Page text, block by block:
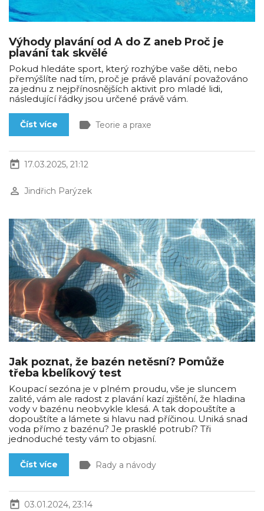
Výhody plavání od A do Z aneb Proč je
plavání tak skvělé
Pokud hledáte sport, který rozhýbe vaše děti, nebo
přemýšlíte nad tím, proč je právě plavání považováno
za jednu z nejpřínosnějších aktivit pro mladé lidi,
následující řádky jsou určené právě vám.
Číst více label Teorie a praxe
today 17.03.2025, 21:12
perm_identity Jindřich Parýzek
Jak poznat, že bazén netěsní? Pomůže
třeba kbelíkový test
Koupací sezóna je v plném proudu, vše je sluncem
zalité, vám ale radost z plavání kazí zjištění, že hladina
vody v bazénu neobvykle klesá. A tak dopouštíte a
dopouštíte a lámete si hlavu nad příčinou. Uniká snad
voda přímo z bazénu? Je prasklé potrubí? Tři
jednoduché testy vám to objasní.
Číst více label Rady a návody
today 03.01.2024, 23:14